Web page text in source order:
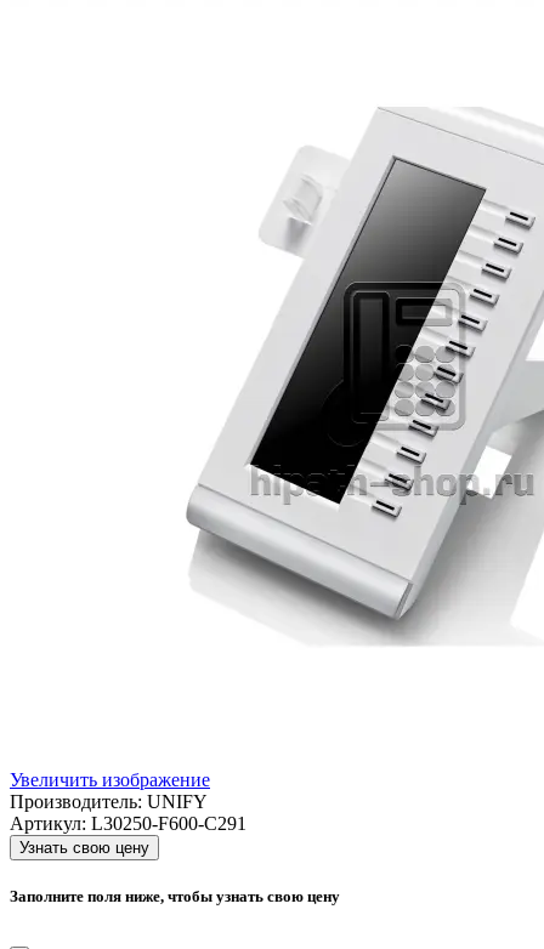
Увеличить изображение
Производитель: UNIFY
Артикул: L30250-F600-C291
Узнать свою цену
Заполните поля ниже, чтобы узнать свою цену